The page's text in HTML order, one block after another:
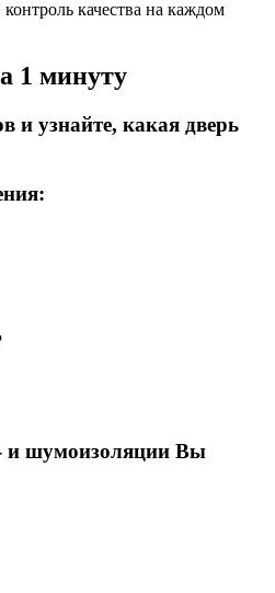
качества на каждом
1 минуту
и узнайте, какая дверь
и шумоизоляции Вы